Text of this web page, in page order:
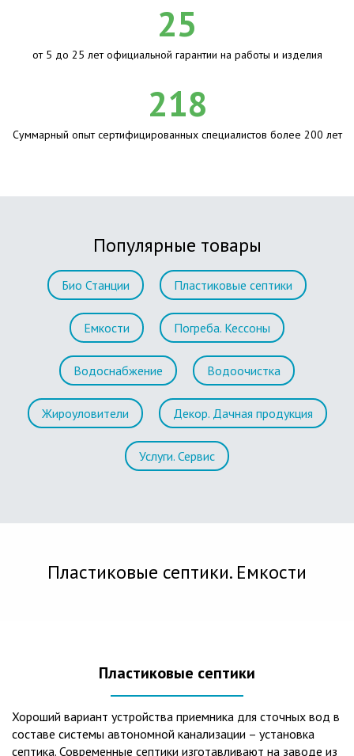
25
от 5 до 25 лет официальной гарантии на работы и изделия
218
Суммарный опыт сертифицированных специалистов более 200 лет
Популярные товары
Био Станции Пластиковые септики
Емкости Погреба. Кессоны
Водоснабжение Водоочистка
Жироуловители Декор. Дачная продукция
Услуги. Сервис
Пластиковые септики. Емкости
Пластиковые септики
Хороший вариант устройства приемника для сточных вод в
составе системы автономной канализации – установка
септика. Современные септики изготавливают на заводе из